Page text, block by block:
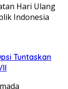
Hari Ulang
Indonesia
Tuntaskan